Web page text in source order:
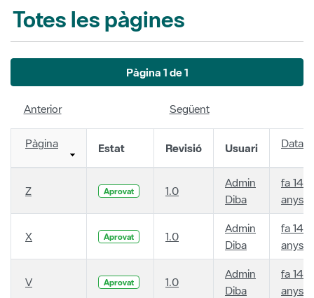
Totes les pàgines
Pàgina 1 de 1
Anterior Següent
Pàgina Estat Revisió Usuari Data
Z Aprovat 1.0
Admin
Diba
fa 14
anys
X Aprovat 1.0
Admin
Diba
fa 14
anys
V Aprovat 1.0
Admin
Diba
fa 14
anys